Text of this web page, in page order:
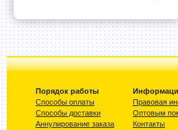
Порядок работы
Способы оплаты
Способы доставки
Аннулирование заказа
Правовая
Оптовым
Контакты